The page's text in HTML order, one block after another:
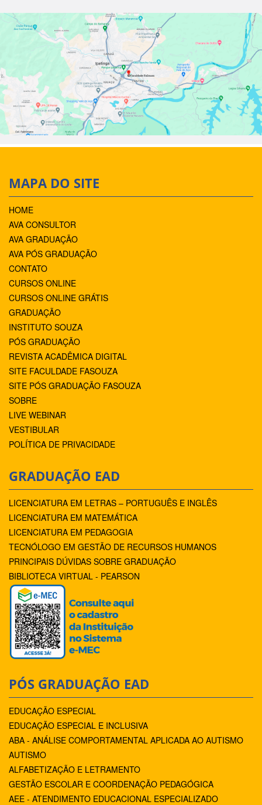
MAPA DO SITE
HOME
AVA CONSULTOR
AVA GRADUAÇÃO
AVA PÓS GRADUAÇÃO
CONTATO
CURSOS ONLINE
CURSOS ONLINE GRÁTIS
GRADUAÇÃO
INSTITUTO SOUZA
PÓS GRADUAÇÃO
REVISTA ACADÊMICA DIGITAL
SITE FACULDADE FASOUZA
SITE PÓS GRADUAÇÃO FASOUZA
SOBRE
LIVE WEBINAR
VESTIBULAR
POLÍTICA DE PRIVACIDADE
GRADUAÇÃO EAD
LICENCIATURA EM LETRAS – PORTUGUÊS E INGLÊS
LICENCIATURA EM MATEMÁTICA
LICENCIATURA EM PEDAGOGIA
TECNÓLOGO EM GESTÃO DE RECURSOS HUMANOS
PRINCIPAIS DÚVIDAS SOBRE GRADUAÇÃO
BIBLIOTECA VIRTUAL - PEARSON
PÓS GRADUAÇÃO EAD
EDUCAÇÃO ESPECIAL
EDUCAÇÃO ESPECIAL E INCLUSIVA
ABA - ANÁLISE COMPORTAMENTAL APLICADA AO AUTISMO
AUTISMO
ALFABETIZAÇÃO E LETRAMENTO
GESTÃO ESCOLAR E COORDENAÇÃO PEDAGÓGICA
AEE - ATENDIMENTO EDUCACIONAL ESPECIALIZADO